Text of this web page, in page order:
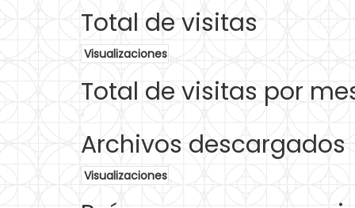
Total de visitas
Visualizaciones
Total de visitas por
Archivos descargados
Visualizaciones